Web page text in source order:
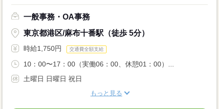
一般事務・OA事務
東京都港区/麻布十番駅（徒歩 5分）
時給1,750円 交通費全額支給
10：00〜17：00（実働06：00、休憩01：00）...
土曜日 日曜日 祝日
もっと見る